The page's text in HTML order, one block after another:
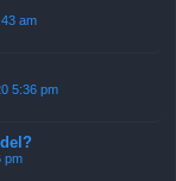
am
5:36 pm
pm